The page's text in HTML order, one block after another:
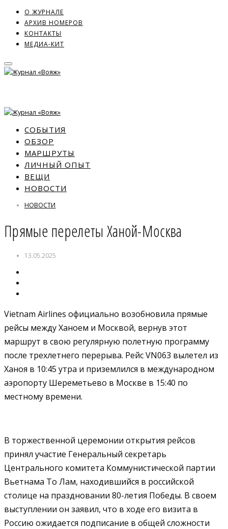
О ЖУРНАЛЕ
АРХИВ НОМЕРОВ
КОНТАКТЫ
МЕДИА-КИТ
СОБЫТИЯ
ОБЗОР
МАРШРУТЫ
ЛИЧНЫЙ ОПЫТ
ВЕЩИ
НОВОСТИ
НОВОСТИ
Прямые перелеты Ханой-Москва
13.05.2025
Vietnam Airlines официально возобновила прямые
рейсы между Ханоем и Москвой, вернув этот
маршрут в свою регулярную полетную программу
после трехлетнего перерыва. Рейс VN063 вылетел из
Ханоя в 10:45 утра и приземлился в международном
аэропорту Шереметьево в Москве в 15:40 по
местному времени.
В торжественной церемонии открытия рейсов
принял участие Генеральный секретарь
Центрального комитета Коммунистической партии
Вьетнама То Лам, находившийся в российской
столице на праздновании 80-летия Победы. В своем
выступлении он заявил, что в ходе его визита в
Россию ожидается подписание в общей сложности